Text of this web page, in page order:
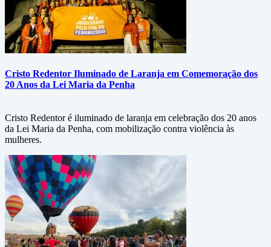
Cristo Redentor Iluminado de Laranja em Comemoração dos
20 Anos da Lei Maria da Penha
Cristo Redentor é iluminado de laranja em celebração dos 20 anos
da Lei Maria da Penha, com mobilização contra violência às
mulheres.